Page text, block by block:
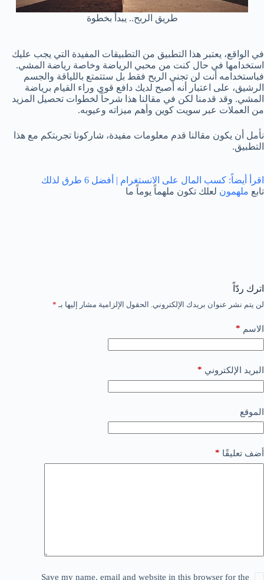
طريق الربح.. يبدأ بخطوة
في الواقع، يعتبر هذا التطبيق من التطبيقات المفيدة التي يجب عليك
استخدامها في حال كنت من محبي الرياضة وخاصة رياضة المشي.
فباستخدامه أنت لن تجني الربح فقط بل ستتمتع باللياقة والجسم
الرشيق، على اعتبار أنه أصبح لديك دافع قوي وراء القيام برياضة
المشي. وقد قدمنا لكن في مقالنا هذا شرحاً لخطوات تحصيل المزيد
من العملات عبر سويت كوين وأهم ميزاته وعيوبه.
نأمل أن يكون مقالنا قدم معلومات مفيدة، شاركونا تجربتكم مع هذا
التطبيق.
اقرأ أيضاً: كسب المال على الانستغرام | أفضل 6 طرق لذلك
تابع ملهمون لعلك تكون ملهماً يوماً ما
اترك ردّاً
لن يتم نشر عنوان بريدك الإلكتروني. الحقول الإلزامية مشار إليها بـ *
الاسم *
البريد الإلكتروني *
الموقع
أضف تعليقًا *
Save my name, email and website in this browser for the